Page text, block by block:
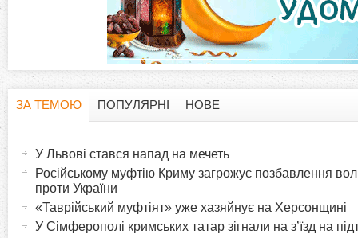
ЗА ТЕМОЮ
ПОПУЛЯРНІ НОВЕ
У Львові стався напад на мечеть
Російському муфтію Криму загрожує позбавлення
проти України
«Таврійський муфтіят» уже хазяйнує на Херсонщині
У Сімферополі кримських татар зігнали на з’їзд на